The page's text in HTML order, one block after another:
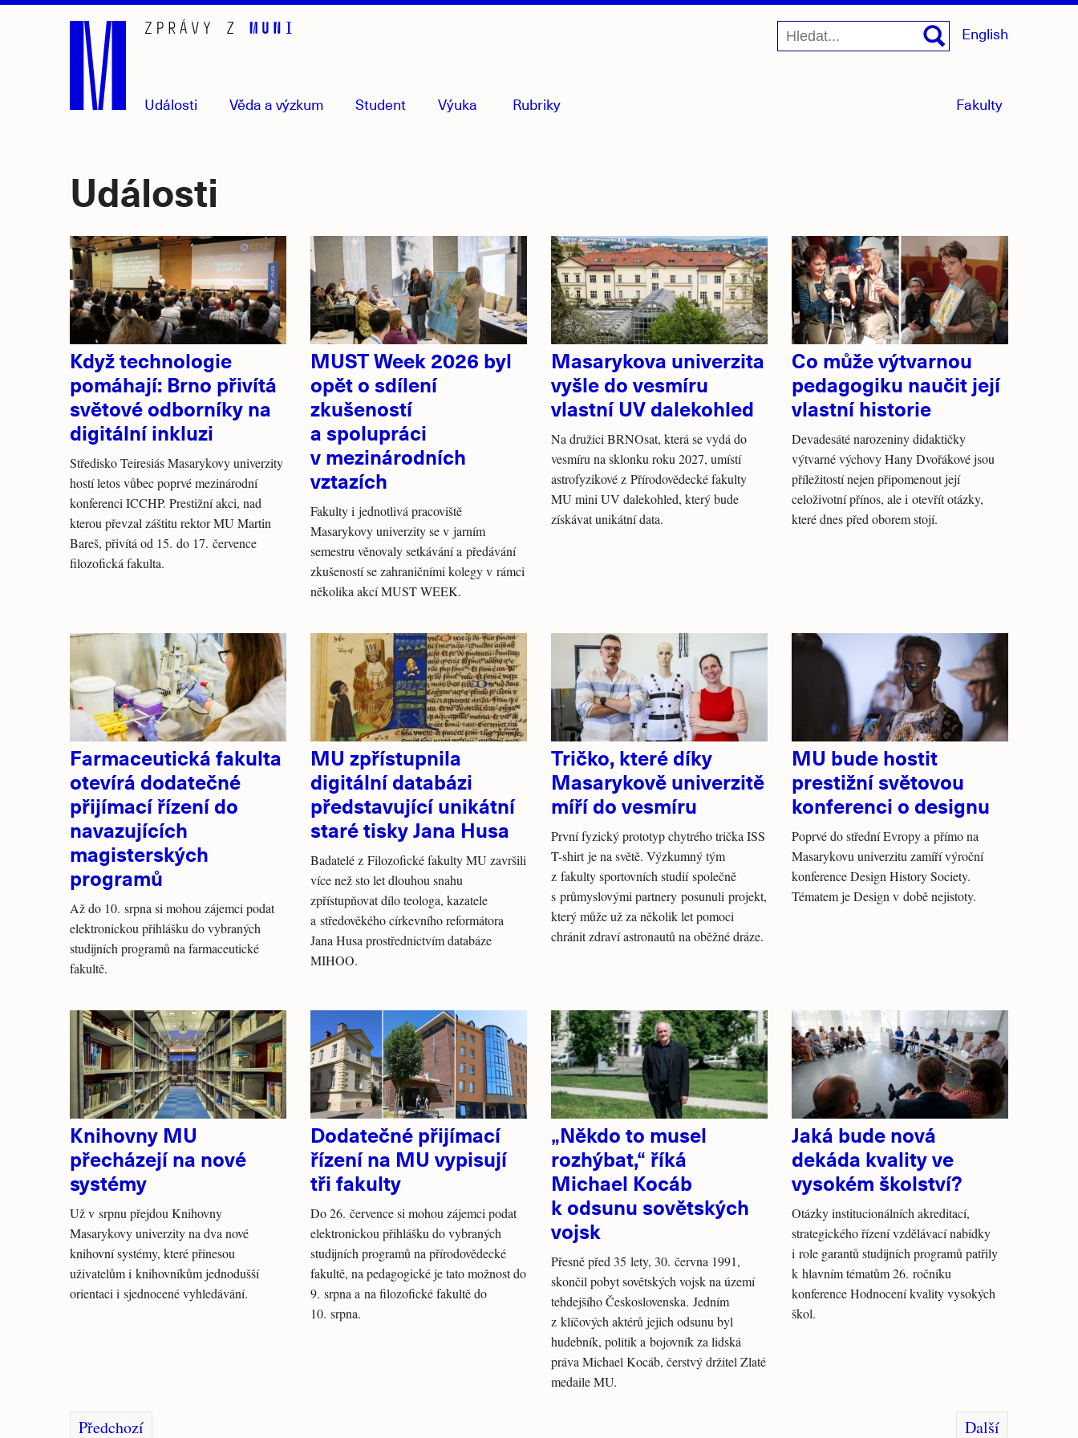
Události Věda a výzkum Student Výuka Rubriky Fakultymenu
English
Události
Když technologie
pomáhají: Brno přivítá
světové odborníky na
digitální inkluzi
Středisko Teiresiás Masarykovy univerzity
hostí letos vůbec poprvé mezinárodní
konferenci ICCHP. Prestižní akci, nad
kterou převzal záštitu rektor MU Martin
Bareš, přivítá od 15. do 17. července
filozofická fakulta.
MUST Week 2026 byl
opět o sdílení
zkušeností
a spolupráci
v mezinárodních
vztazích
Fakulty i jednotlivá pracoviště
Masarykovy univerzity se v jarním
semestru věnovaly setkávání a předávání
zkušeností se zahraničními kolegy v rámci
několika akcí MUST WEEK.
Masarykova univerzita
vyšle do vesmíru
vlastní UV dalekohled
Na družici BRNOsat, která se vydá do
vesmíru na sklonku roku 2027, umístí
astrofyzikové z Přírodovědecké fakulty
MU mini UV dalekohled, který bude
získávat unikátní data.
Co může výtvarnou
pedagogiku naučit její
vlastní historie
Devadesáté narozeniny didaktičky
výtvarné výchovy Hany Dvořákové jsou
příležitostí nejen připomenout její
celoživotní přínos, ale i otevřít otázky,
které dnes před oborem stojí.
Farmaceutická fakulta
otevírá dodatečné
přijímací řízení do
navazujících
magisterských
programů
Až do 10. srpna si mohou zájemci podat
elektronickou přihlášku do vybraných
studijních programů na farmaceutické
fakultě.
MU zpřístupnila
digitální databázi
představující unikátní
staré tisky Jana Husa
Badatelé z Filozofické fakulty MU završili
více než sto let dlouhou snahu
zpřístupňovat dílo teologa, kazatele
a středověkého církevního reformátora
Jana Husa prostřednictvím databáze
MIHOO.
Tričko, které díky
Masarykově univerzitě
míří do vesmíru
První fyzický prototyp chytrého trička ISS
T-shirt je na světě. Výzkumný tým
z fakulty sportovních studií společně
s průmyslovými partnery posunuli projekt,
který může už za několik let pomoci
chránit zdraví astronautů na oběžné dráze.
MU bude hostit
prestižní světovou
konferenci o designu
Poprvé do střední Evropy a přímo na
Masarykovu univerzitu zamíří výroční
konference Design History Society.
Tématem je Design v době nejistoty.
Knihovny MU
přecházejí na nové
systémy
Už v srpnu přejdou Knihovny
Masarykovy univerzity na dva nové
knihovní systémy, které přinesou
uživatelům i knihovníkům jednodušší
orientaci i sjednocené vyhledávání.
Dodatečné přijímací
řízení na MU vypisují
tři fakulty
Do 26. července si mohou zájemci podat
elektronickou přihlášku do vybraných
studijních programů na přírodovědecké
fakultě, na pedagogické je tato možnost do
9. srpna a na filozofické fakultě do
10. srpna.
„Někdo to musel
rozhýbat,“ říká
Michael Kocáb
k odsunu sovětských
vojsk
Přesně před 35 lety, 30. června 1991,
skončil pobyt sovětských vojsk na území
tehdejšího Československa. Jedním
z klíčových aktérů jejich odsunu byl
hudebník, politik a bojovník za lidská
práva Michael Kocáb, čerstvý držitel Zlaté
medaile MU.
Jaká bude nová
dekáda kvality ve
vysokém školství?
Otázky institucionálních akreditací,
strategického řízení vzdělávací nabídky
i role garantů studijních programů patřily
k hlavním tématům 26. ročníku
konference Hodnocení kvality vysokých
škol.
Předchozí Další